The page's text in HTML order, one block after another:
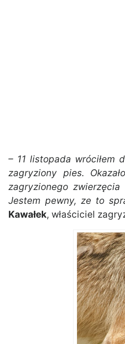
– 11 listopada wróciłem
zagryziony pies.
zagryzionego
Jestem pewny, ze to
Kawałek, właściciel